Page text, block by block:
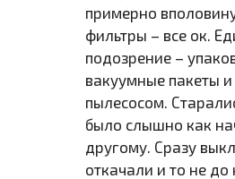
примерно
фильтры – все ок.
подозрение –
вакуумные пакеты
пылесосом.
было слышно как
другому. Сразу
откачали и то не до